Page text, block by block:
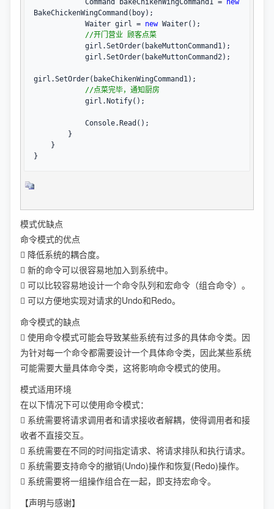
            Command bakeChikenWingCommand1
=
new
BakeChickenWingCommand(boy);
            Waiter girl
= new Waiter();
//开门营业 顾客点菜
girl.SetOrder(bakeChikenWingCommand1);
//点菜完毕，通知厨房
}
模式优缺点
命令模式的优点
 降低系统的耦合度。
 新的命令可以很容易地加入到系统中。
 可以比较容易地设计一个命令队列和宏命令（组合命令）。
 可以方便地实现对请求的Undo和Redo。
命令模式的缺点
 使用命令模式可能会导致某些系统有过多的具体命令类。因
为针对每一个命令都需要设计一个具体命令类，因此某些系统
可能需要大量具体命令类，这将影响命令模式的使用。
模式适用环境
在以下情况下可以使用命令模式：
 系统需要将请求调用者和请求接收者解耦，使得调用者和接
收者不直接交互。
 系统需要在不同的时间指定请求、将请求排队和执行请求。
 系统需要支持命令的撤销(Undo)操作和恢复(Redo)操作。
 系统需要将一组操作组合在一起，即支持宏命令。
【声明与感谢】